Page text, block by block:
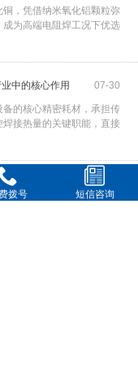
，凭借纳米氧化铝颗粒弥
为高端电阻焊工况下优选
07-30
中的核心作用
的核心精密耗材，承担传
接热量的关键职能，直接
07-28
命
拨号 短信咨询